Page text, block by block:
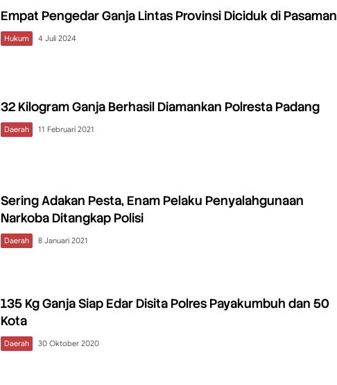
Empat Pengedar Ganja Lintas Provinsi Diciduk di Pasaman
Hukum 4 Juli 2024
32 Kilogram Ganja Berhasil Diamankan Polresta Padang
Daerah 11 Februari 2021
Sering Adakan Pesta, Enam Pelaku Penyalahgunaan
Narkoba Ditangkap Polisi
Daerah 8 Januari 2021
135 Kg Ganja Siap Edar Disita Polres Payakumbuh dan 50
Kota
Daerah 30 Oktober 2020